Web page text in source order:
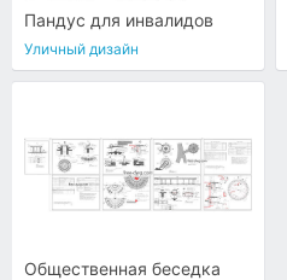
Пандус для инвалидов
Уличный дизайн
Общественная беседка